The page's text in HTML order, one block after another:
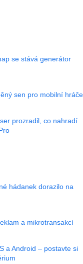
se stává generátor
sen pro mobilní hráče
prozradil, co nahradí
hádanek dorazilo na
a mikrotransakcí
a Android – postavte si